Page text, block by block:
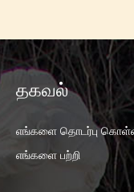
தகவல்
எங்களை தொடர்பு
எங்களை பற்றி